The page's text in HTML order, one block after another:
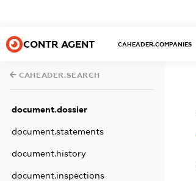
CONTR AGENT CAHEADER.COMPANIES
CAHEADER.SEARCH
document.dossier
document.statements
document.history
document.inspections